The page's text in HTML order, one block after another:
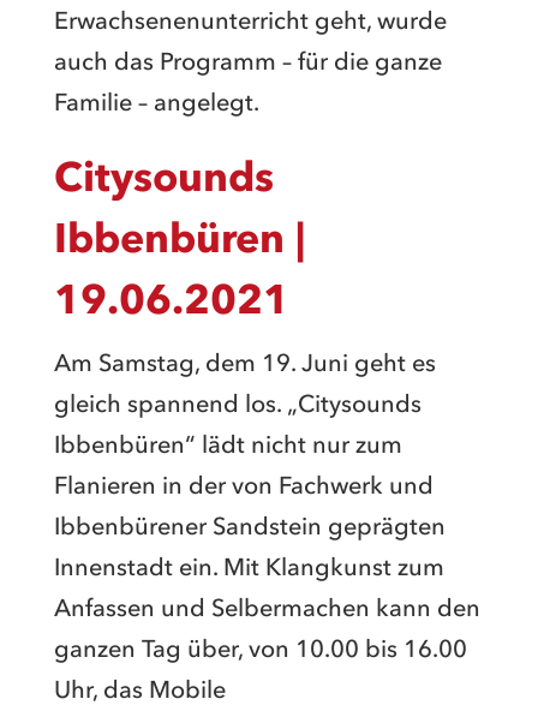
Erwachsenenunterricht geht, wurde
auch das Programm – für die ganze
Familie – angelegt.
Citysounds
Ibbenbüren |
19.06.2021
Am Samstag, dem 19. Juni geht es
gleich spannend los. „Citysounds
Ibbenbüren“ lädt nicht nur zum
Flanieren in der von Fachwerk und
Ibbenbürener Sandstein geprägten
Innenstadt ein. Mit Klangkunst zum
Anfassen und Selbermachen kann den
ganzen Tag über, von 10.00 bis 16.00
Uhr, das Mobile